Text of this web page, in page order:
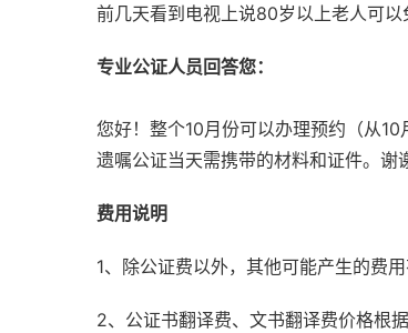
前几天看到电视上说80岁以上老人可以
专业公证人员回答您：
您好！整个10月份可以办理预约（从
遗嘱公证当天需携带的材料和证件。谢
费用说明
1、除公证费以外，其他可能产生的费
2、公证书翻译费、文书翻译费价格根